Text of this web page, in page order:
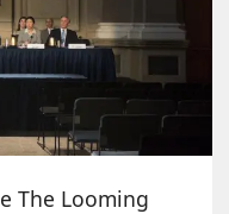
The Looming